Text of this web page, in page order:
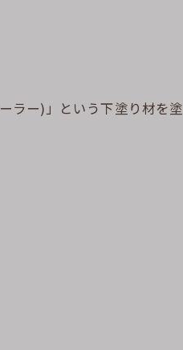
ラー)」という下塗り材を